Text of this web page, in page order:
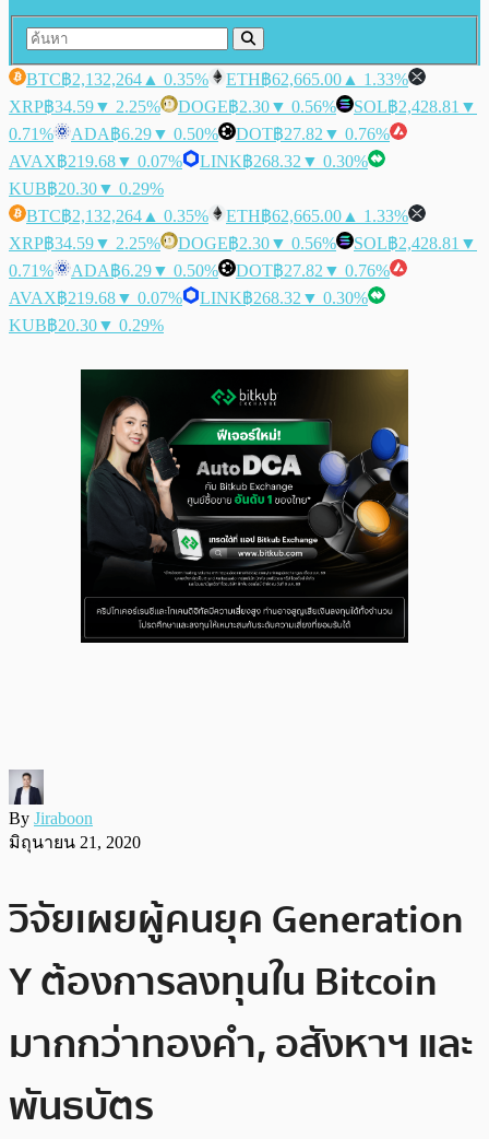
BTC฿2,132,264 ▲ 0.35% ETH฿62,665.00 ▲ 1.33%
XRP฿34.59▼ 2.25% DOGE฿2.30▼ 0.56% SOL฿2,428.81 ▼
0.71%
ADA฿6.29▼ 0.50% DOT฿27.82 ▼ 0.76%
AVAX฿219.68▼ 0.07% LINK฿268.32 ▼ 0.30%
KUB฿20.30▼ 0.29%
BTC฿2,132,264 ▲ 0.35% ETH฿62,665.00 ▲ 1.33%
XRP฿34.59▼ 2.25% DOGE฿2.30▼ 0.56% SOL฿2,428.81 ▼
0.71%
ADA฿6.29▼ 0.50% DOT฿27.82 ▼ 0.76%
AVAX฿219.68▼ 0.07% LINK฿268.32 ▼ 0.30%
KUB฿20.30▼ 0.29%
By Jiraboon
มิถุนายน 21, 2020
วิจัยเผยผู้คนยุค Generation
Y ต้องการลงทุนใน Bitcoin
มากกว่าทองคำ, อสังหาฯ และ
พันธบัตร